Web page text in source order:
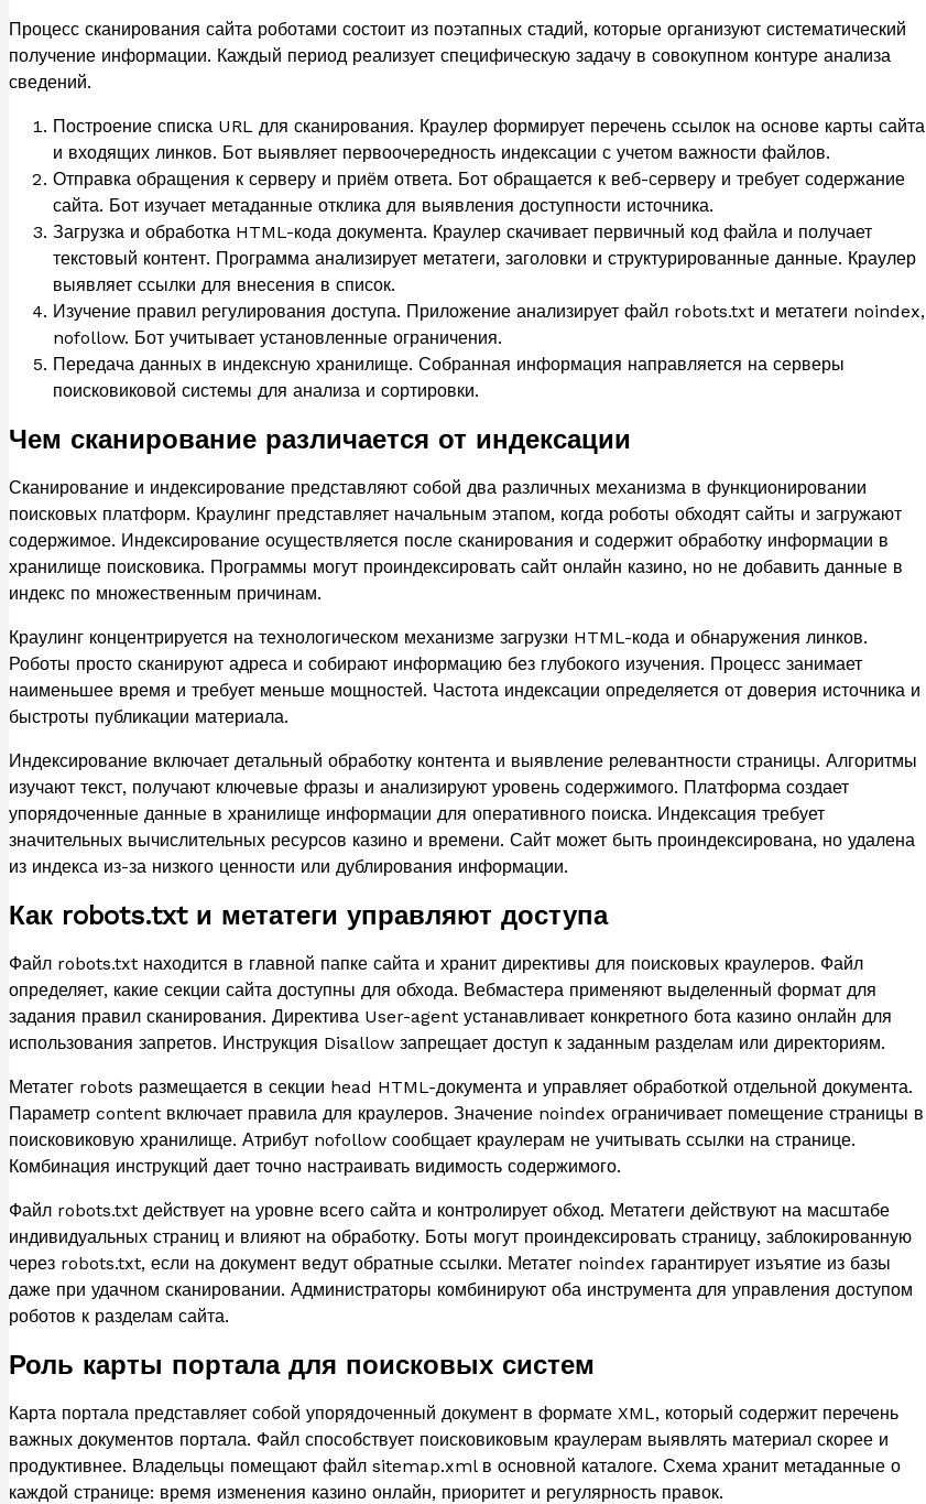
Процесс сканирования сайта роботами состоит из поэтапных стадий, которые организуют систематический
получение информации. Каждый период реализует специфическую задачу в совокупном контуре анализа
сведений.
Построение списка URL для сканирования. Краулер формирует перечень ссылок на основе карты сайта
и входящих линков. Бот выявляет первоочередность индексации с учетом важности файлов.
Отправка обращения к серверу и приём ответа. Бот обращается к веб-серверу и требует содержание
сайта. Бот изучает метаданные отклика для выявления доступности источника.
Загрузка и обработка HTML-кода документа. Краулер скачивает первичный код файла и получает
текстовый контент. Программа анализирует метатеги, заголовки и структурированные данные. Краулер
выявляет ссылки для внесения в список.
Изучение правил регулирования доступа. Приложение анализирует файл robots.txt и метатеги noindex,
nofollow. Бот учитывает установленные ограничения.
Передача данных в индексную хранилище. Собранная информация направляется на серверы
поисковиковой системы для анализа и сортировки.
Чем сканирование различается от индексации
Сканирование и индексирование представляют собой два различных механизма в функционировании
поисковых платформ. Краулинг представляет начальным этапом, когда роботы обходят сайты и загружают
содержимое. Индексирование осуществляется после сканирования и содержит обработку информации в
хранилище поисковика. Программы могут проиндексировать сайт онлайн казино, но не добавить данные в
индекс по множественным причинам.
Краулинг концентрируется на технологическом механизме загрузки HTML-кода и обнаружения линков.
Роботы просто сканируют адреса и собирают информацию без глубокого изучения. Процесс занимает
наименьшее время и требует меньше мощностей. Частота индексации определяется от доверия источника и
быстроты публикации материала.
Индексирование включает детальный обработку контента и выявление релевантности страницы. Алгоритмы
изучают текст, получают ключевые фразы и анализируют уровень содержимого. Платформа создает
упорядоченные данные в хранилище информации для оперативного поиска. Индексация требует
значительных вычислительных ресурсов казино и времени. Сайт может быть проиндексирована, но удалена
из индекса из-за низкого ценности или дублирования информации.
Как robots.txt и метатеги управляют доступа
Файл robots.txt находится в главной папке сайта и хранит директивы для поисковых краулеров. Файл
определяет, какие секции сайта доступны для обхода. Вебмастера применяют выделенный формат для
задания правил сканирования. Директива User-agent устанавливает конкретного бота казино онлайн для
использования запретов. Инструкция Disallow запрещает доступ к заданным разделам или директориям.
Метатег robots размещается в секции head HTML-документа и управляет обработкой отдельной документа.
Параметр content включает правила для краулеров. Значение noindex ограничивает помещение страницы в
поисковиковую хранилище. Атрибут nofollow сообщает краулерам не учитывать ссылки на странице.
Комбинация инструкций дает точно настраивать видимость содержимого.
Файл robots.txt действует на уровне всего сайта и контролирует обход. Метатеги действуют на масштабе
индивидуальных страниц и влияют на обработку. Боты могут проиндексировать страницу, заблокированную
через robots.txt, если на документ ведут обратные ссылки. Метатег noindex гарантирует изъятие из базы
даже при удачном сканировании. Администраторы комбинируют оба инструмента для управления доступом
роботов к разделам сайта.
Роль карты портала для поисковых систем
Карта портала представляет собой упорядоченный документ в формате XML, который содержит перечень
важных документов портала. Файл способствует поисковиковым краулерам выявлять материал скорее и
продуктивнее. Владельцы помещают файл sitemap.xml в основной каталоге. Схема хранит метаданные о
каждой странице: время изменения казино онлайн, приоритет и регулярность правок.